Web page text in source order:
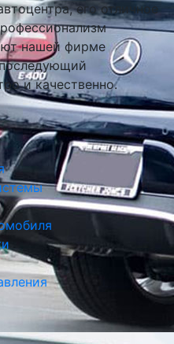
его отличное
нашей фирме
и качественно.